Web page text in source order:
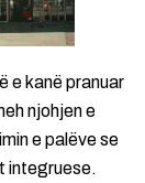
e kanë pranuar
njohjen e
e palëve se
integruese.